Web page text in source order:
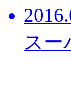
スー